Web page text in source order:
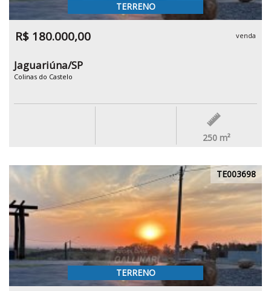
TERRENO
R$ 180.000,00 venda
Jaguariúna/SP
Colinas do Castelo
250 m²
TE003698
TERRENO